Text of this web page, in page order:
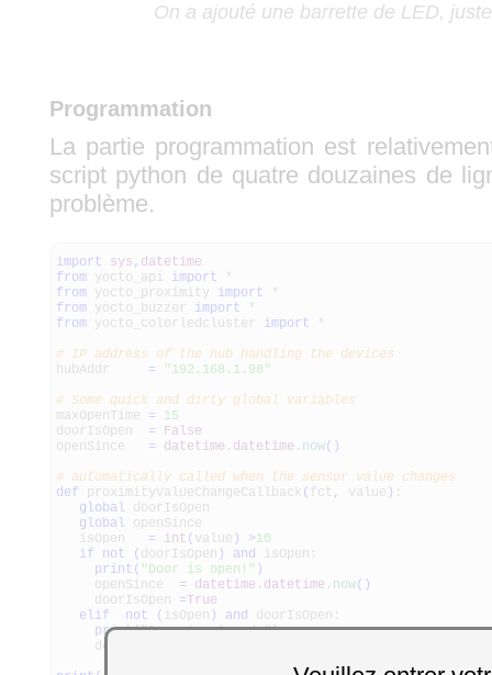
On a ajouté une barrette de LED,
Programmation
La partie programmation est
script python de quatre douzaines de
problème.
import sys , datetime
from yocto_api import *
from yocto_proximity import *
from yocto_buzzer import *
from yocto_colorledcluster import *
# IP address of the hub handling the devices
hubAddr =
"192.168.1.98"
# Some quick and dirty global variables
maxOpenTime =
15
doorIsOpen =
False
openSince = datetime . datetime . now( )
# automatically called when the sensor value changes
def proximityValueChangeCallback ( fct , value ) :
global doorIsOpen
global openSince
isOpen = int ( value ) >10
if
not ( doorIsOpen ) and isOpen:
print ( "Door is open!" )
openSince = datetime . datetime . now( )
doorIsOpen =True
elif
not ( isOpen ) and doorIsOpen:
print("Door is closed.")
doorIsOpen